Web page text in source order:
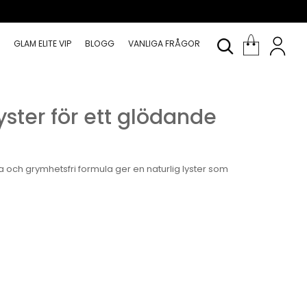
GLAM ELITE VIP BLOGG VANLIGA FRÅGOR
för ett glödande
och grymhetsfri formula ger en naturlig lyster som